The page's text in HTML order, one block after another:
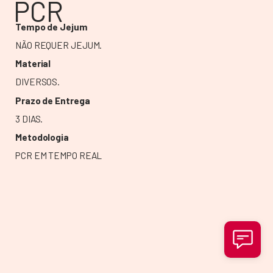
PCR
Tempo de Jejum
NÃO REQUER JEJUM.
Material
DIVERSOS.
Prazo de Entrega
3 DIAS.
Metodologia
PCR EM TEMPO REAL